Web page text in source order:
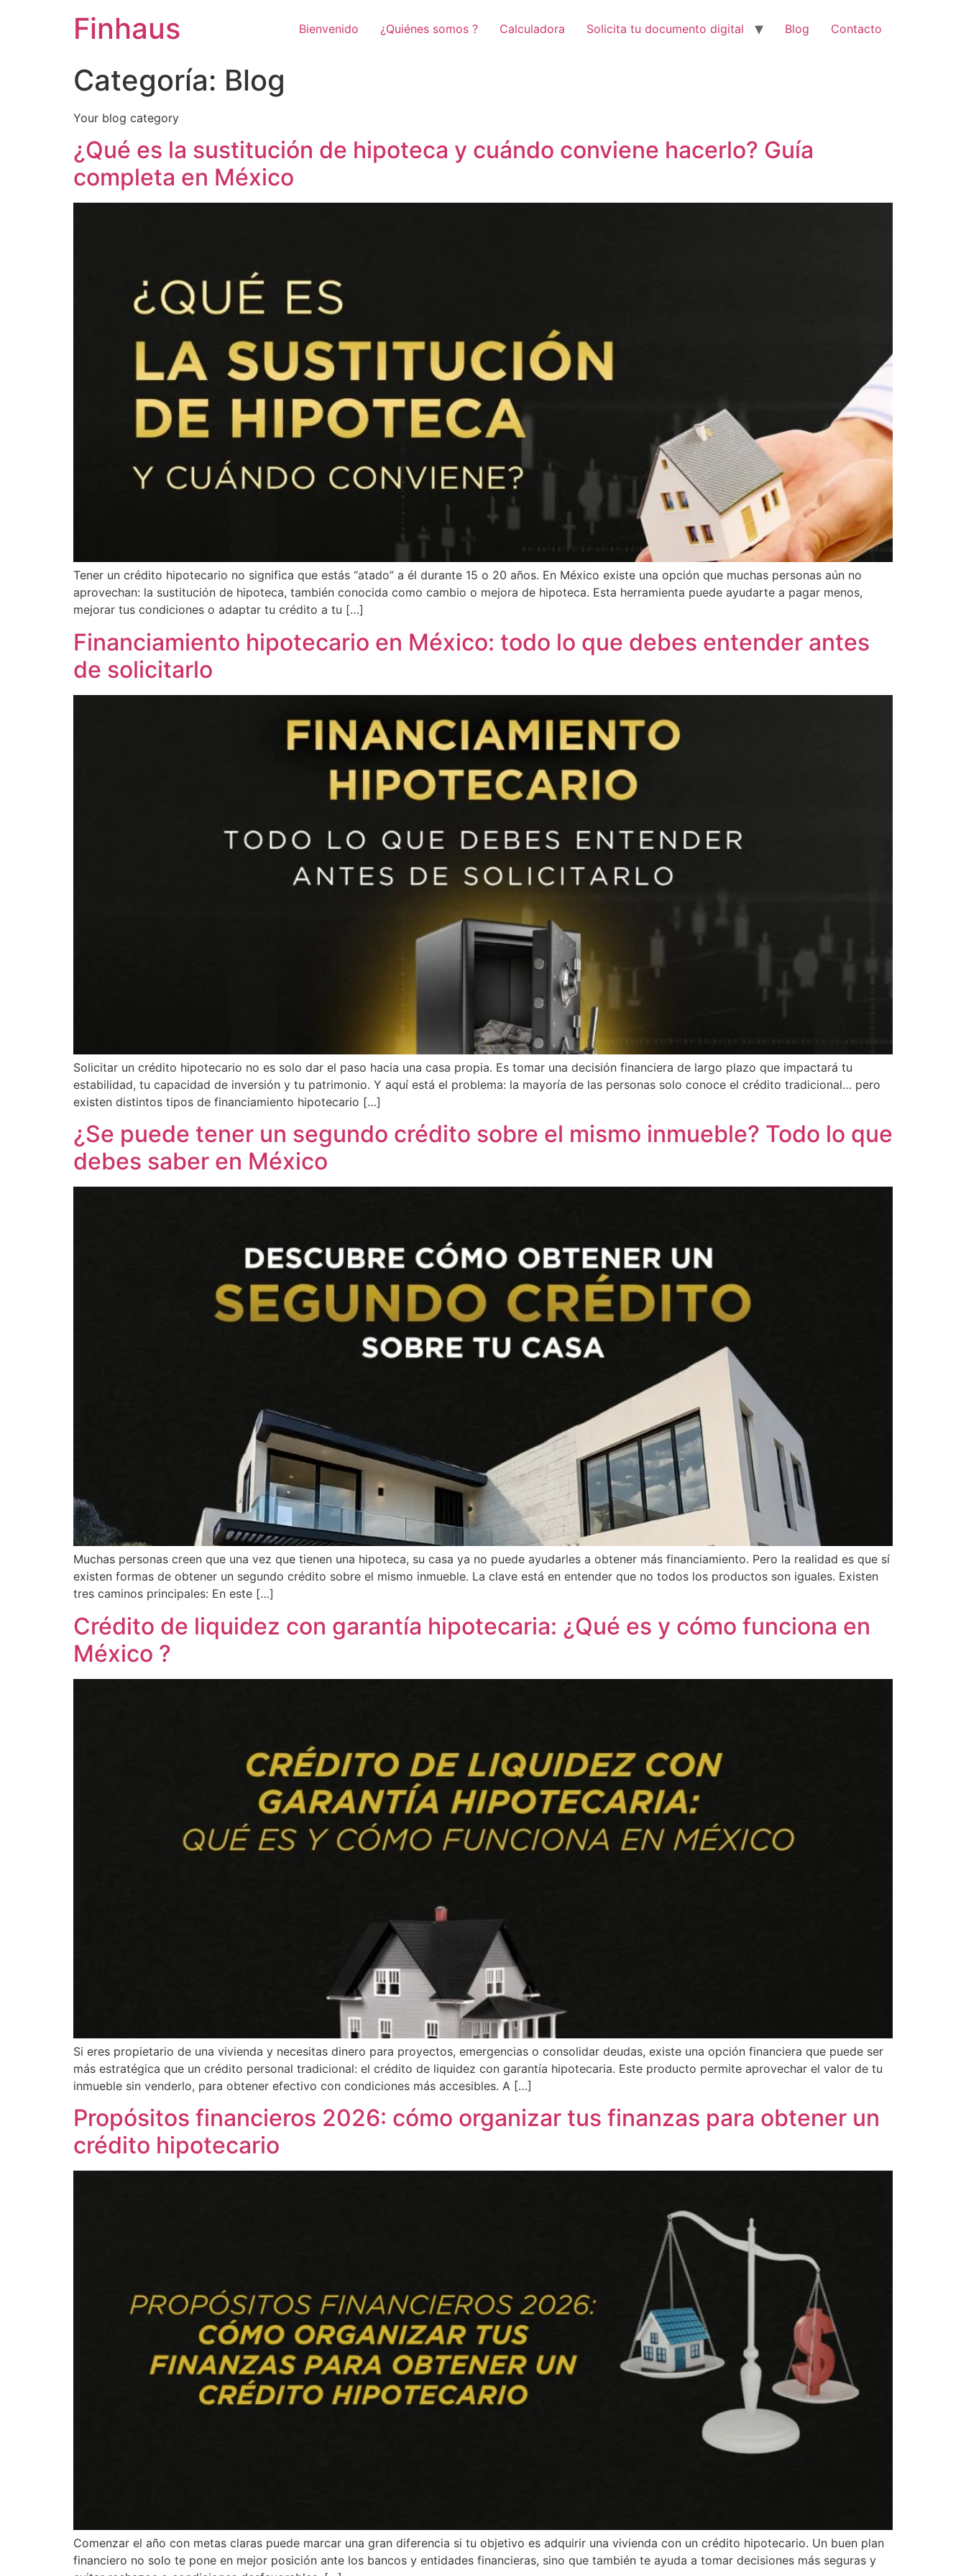
Finhaus Bienvenido ¿Quiénes somos ? Calculadora Solicita tu documento digital Blog Contacto
Categoría: Blog
Your blog category
¿Qué es la sustitución de hipoteca y cuándo conviene hacerlo? Guía
completa en México
Tener un crédito hipotecario no significa que estás “atado” a él durante 15 o 20 años. En México existe una opción que muchas personas aún no
aprovechan: la sustitución de hipoteca, también conocida como cambio o mejora de hipoteca. Esta herramienta puede ayudarte a pagar menos,
mejorar tus condiciones o adaptar tu crédito a tu […]
Financiamiento hipotecario en México: todo lo que debes entender antes
de solicitarlo
Solicitar un crédito hipotecario no es solo dar el paso hacia una casa propia. Es tomar una decisión financiera de largo plazo que impactará tu
estabilidad, tu capacidad de inversión y tu patrimonio. Y aquí está el problema: la mayoría de las personas solo conoce el crédito tradicional… pero
existen distintos tipos de financiamiento hipotecario […]
¿Se puede tener un segundo crédito sobre el mismo inmueble? Todo lo que
debes saber en México
Muchas personas creen que una vez que tienen una hipoteca, su casa ya no puede ayudarles a obtener más financiamiento. Pero la realidad es que sí
existen formas de obtener un segundo crédito sobre el mismo inmueble. La clave está en entender que no todos los productos son iguales. Existen
tres caminos principales: En este […]
Crédito de liquidez con garantía hipotecaria: ¿Qué es y cómo funciona en
México ?
Si eres propietario de una vivienda y necesitas dinero para proyectos, emergencias o consolidar deudas, existe una opción financiera que puede ser
más estratégica que un crédito personal tradicional: el crédito de liquidez con garantía hipotecaria. Este producto permite aprovechar el valor de tu
inmueble sin venderlo, para obtener efectivo con condiciones más accesibles. A […]
Propósitos financieros 2026: cómo organizar tus finanzas para obtener un
crédito hipotecario
Comenzar el año con metas claras puede marcar una gran diferencia si tu objetivo es adquirir una vivienda con un crédito hipotecario. Un buen plan
financiero no solo te pone en mejor posición ante los bancos y entidades financieras, sino que también te ayuda a tomar decisiones más seguras y